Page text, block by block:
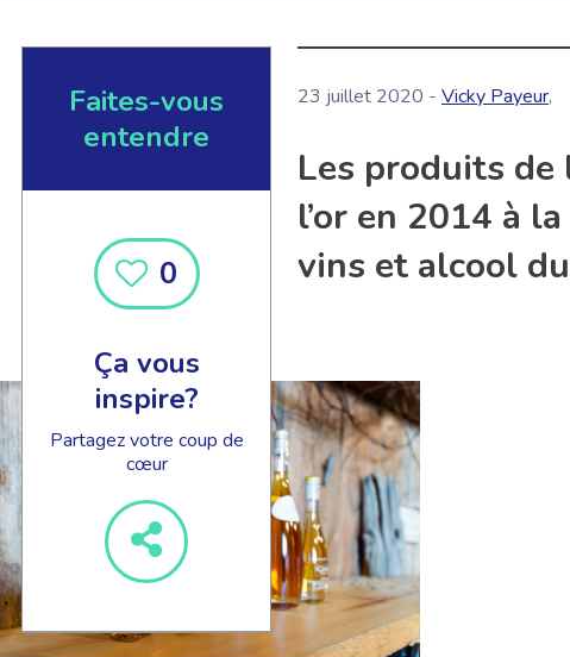
Faites-vous
entendre
0
Ça vous
inspire?
Partagez votre coup de
cœur
23 juillet 2020 - Vicky Payeur,
Les produits
l’or en 2014 à
vins et alcool